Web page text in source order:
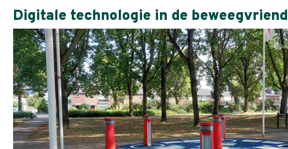
Digitale technologie in de